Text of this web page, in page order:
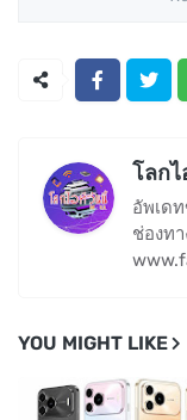
โลก
อัพเด
ช่องท
YOU MIGHT LIKE